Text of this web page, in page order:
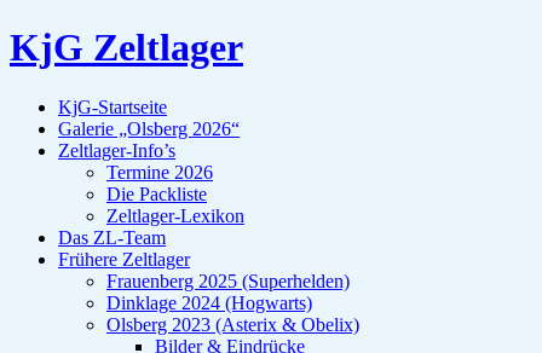
KjG Zeltlager
KjG-Startseite
Galerie „Olsberg 2026“
Zeltlager-Info’s
Termine 2026
Die Packliste
Zeltlager-Lexikon
Das ZL-Team
Frühere Zeltlager
Frauenberg 2025 (Superhelden)
Dinklage 2024 (Hogwarts)
Olsberg 2023 (Asterix & Obelix)
Bilder & Eindrücke